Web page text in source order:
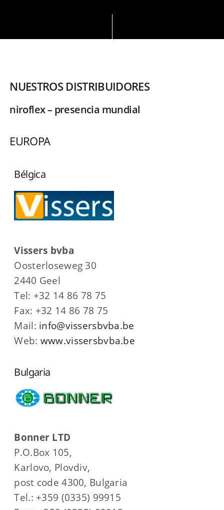
NUESTROS DISTRIBUIDORES
niroflex – presencia mundial
EUROPA
Bélgica
Vissers bvba
Oosterloseweg 30
2440 Geel
Tel: +32 14 86 78 75
Fax: +32 14 86 78 75
Mail: info@vissersbvba.be
Web: www.vissersbvba.be
Bulgaria
Bonner LTD
P.O.Box 105,
Karlovo, Plovdiv,
post code 4300, Bulgaria
Tel.: +359 (0335) 99915